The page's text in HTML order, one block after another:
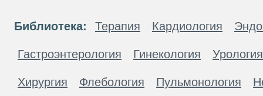
Библиотека: Терапия Кардиология
Гастроэнтерология Гинекология Урология
Хирургия Флебология Пульмонология